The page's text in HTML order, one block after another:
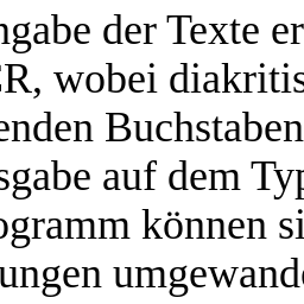
der Texte
wobei
auf dem
können